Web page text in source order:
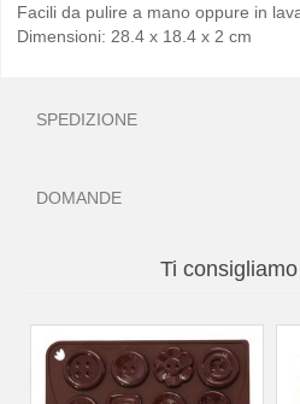
Facili da pulire a mano oppure in
Dimensioni: ‎28.4 x 18.4 x 2 cm
SPEDIZIONE
DOMANDE
Ti